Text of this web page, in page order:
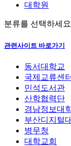
대학원
분류를 선택하세요
관련사이트 바로가기
동서대학교
국제교류센터
민석도서관
산학협력단
경남정보대
부산디지털
병무청
대학교회